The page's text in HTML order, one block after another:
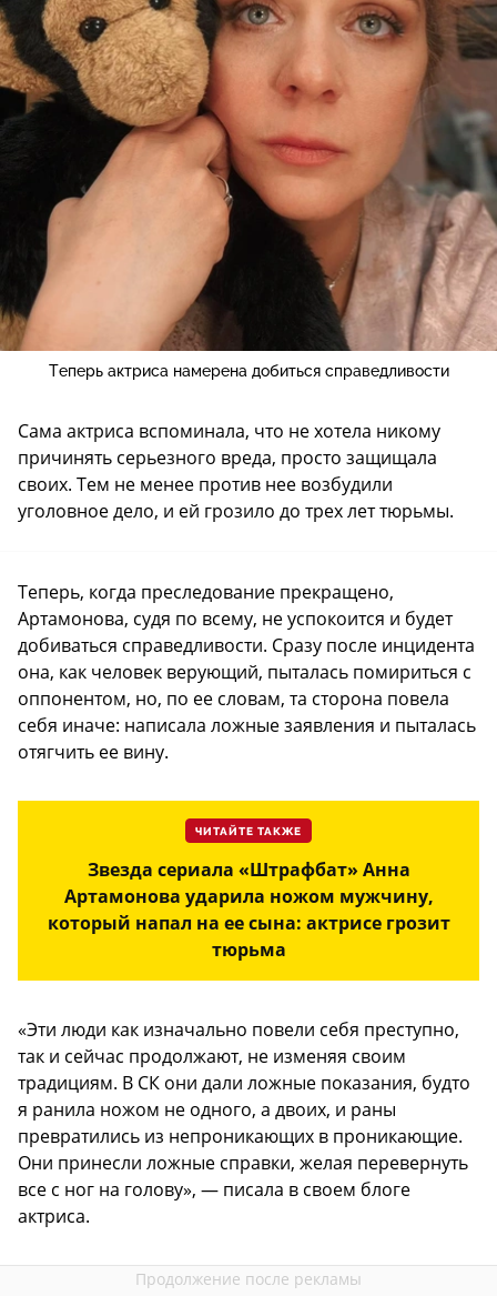
Теперь актриса намерена добиться справедливости
Сама актриса вспоминала, что не хотела никому
причинять серьезного вреда, просто защищала
своих. Тем не менее против нее возбудили
уголовное дело, и ей грозило до трех лет тюрьмы.
Теперь, когда преследование прекращено,
Артамонова, судя по всему, не успокоится и будет
добиваться справедливости. Сразу после инцидента
она, как человек верующий, пыталась помириться с
оппонентом, но, по ее словам, та сторона повела
себя иначе: написала ложные заявления и пыталась
отягчить ее вину.
ЧИТАЙТЕ ТАКЖЕ
Звезда сериала «Штрафбат» Анна
Артамонова ударила ножом мужчину,
который напал на ее сына: актрисе грозит
тюрьма
«Эти люди как изначально повели себя преступно,
так и сейчас продолжают, не изменяя своим
традициям. В СК они дали ложные показания, будто
я ранила ножом не одного, а двоих, и раны
превратились из непроникающих в проникающие.
Они принесли ложные справки, желая перевернуть
все с ног на голову», — писала в своем блоге
актриса.